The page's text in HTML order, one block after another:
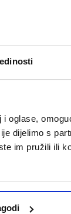
oglase,
dijelimo s
im pružili ili
škola,